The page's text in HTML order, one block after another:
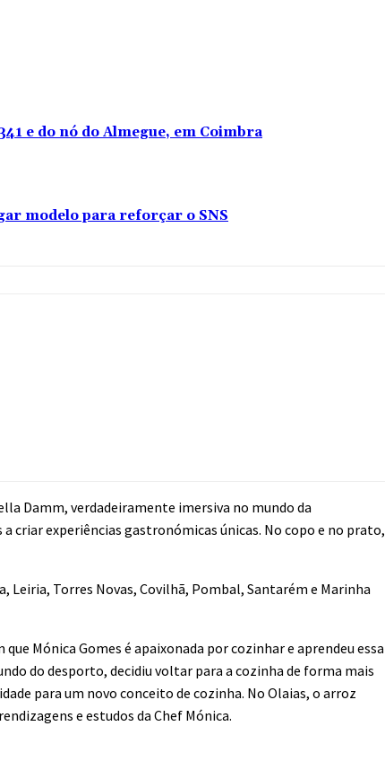
e do nó do Almegue, em Coimbra
modelo para reforçar o SNS
Damm, verdadeiramente imersiva no mundo da
criar experiências gastronómicas únicas. No copo e no prato,
Leiria, Torres Novas, Covilhã, Pombal, Santarém e Marinha
Mónica Gomes é apaixonada por cozinhar e aprendeu essa
do desporto, decidiu voltar para a cozinha de forma mais
para um novo conceito de cozinha. No Olaias, o arroz
e estudos da Chef Mónica.